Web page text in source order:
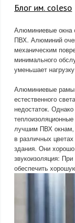
Блог им. coleso
Алюминиевые окна
ПВХ. Алюминий
механическим
минимального
уменьшает
Алюминиевые рамы
естественного
недостаток.
лучшим ПВХ окнам,
в различных
здания. Они
звукоизоляция:
обеспечить